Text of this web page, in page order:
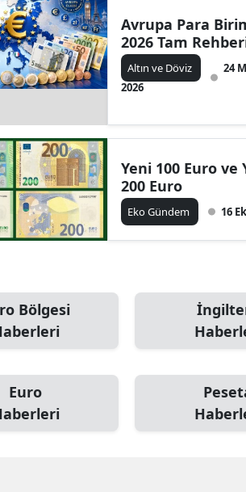
Avrupa Para
2026 Tam
Altın ve Döviz
24
2026
Yeni 100 Euro ve
200 Euro
Eko Gündem 16
Bölgesi
Euro